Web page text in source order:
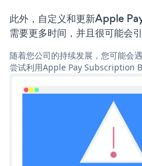
此外，自定义和更新Apple
需要更多时间，并且很可能会
随着您公司的持续发展，您可能会
尝试利用Apple Pay Subscription